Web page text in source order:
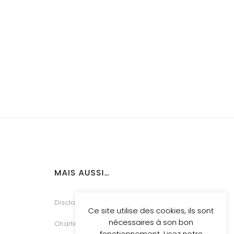
MAIS AUSSI…
Disclaimer
Charte Vie Privée
Ce site utilise des cookies, ils sont
nécessaires à son bon